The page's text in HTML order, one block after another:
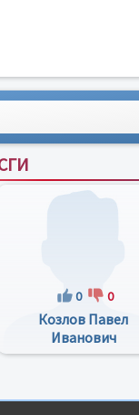
0 0
Козлов Павел
Иванович